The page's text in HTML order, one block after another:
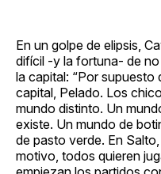
En un golpe de elipsis,
difícil -y la fortuna- de
la capital: “Por supuesto
capital, Pelado. Los
mundo distinto. Un
existe. Un mundo de
de pasto verde. En
motivo, todos quieren